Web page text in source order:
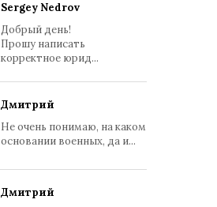
Sergey Nedrov
Добрый день!
Прошу написать
корректное юрид...
Дмитрий
Не очень понимаю, на каком
основании военных, да и...
Дмитрий